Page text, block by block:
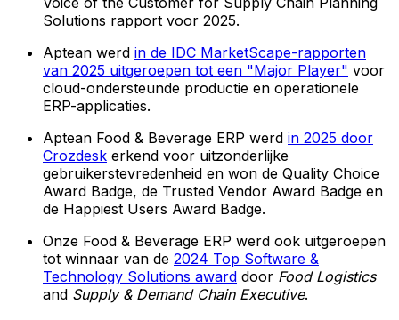
Solutions rapport voor 2025.
Aptean werd in de IDC MarketScape-rapporten
van 2025 uitgeroepen tot een "Major Player" voor
cloud-ondersteunde productie en operationele
ERP-applicaties.
Aptean Food & Beverage ERP werd in 2025 door
Crozdesk erkend voor uitzonderlijke
gebruikerstevredenheid en won de Quality Choice
Award Badge, de Trusted Vendor Award Badge en
de Happiest Users Award Badge.
Onze Food & Beverage ERP werd ook uitgeroepen
tot winnaar van de 2024 Top Software &
Technology Solutions award door Food Logistics
and Supply & Demand Chain Executive.